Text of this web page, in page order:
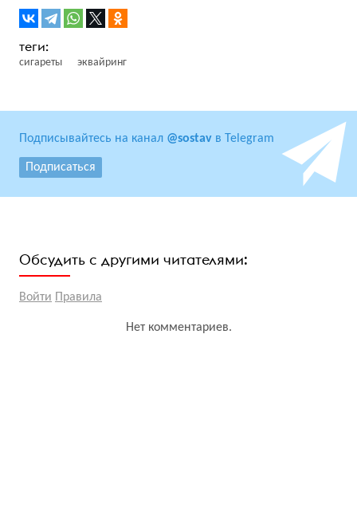
сигареты эквайринг
Подписывайтесь на канал @sostav в Telegram
Подписаться
Обсудить с другими читателями:
Войти Правила
Нет комментариев.